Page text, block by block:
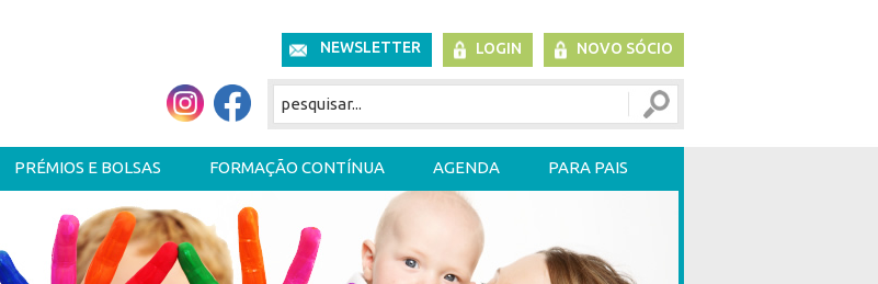
NEWSLETTER LOGIN NOVO SÓCIO
PRÉMIOS E BOLSAS FORMAÇÃO CONTÍNUA AGENDA PARA PAIS